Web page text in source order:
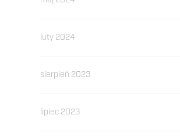
luty 2024
sierpień 2023
lipiec 2023